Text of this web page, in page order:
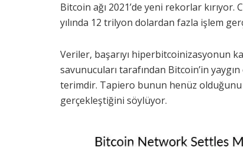
Bitcoin ağı 2021’de yeni rekorlar
yılında 12 trilyon dolardan fazla işlem
Veriler, başarıyı hiperbitcoinizasyonun
savunucuları tarafından Bitcoin’in
terimdir. Tapiero bunun henüz olduğunu
gerçekleştiğini söylüyor.